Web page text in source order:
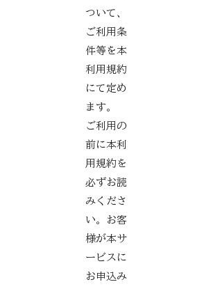
ついて、
ご利用条
件等を本
利用規約
にて定め
ます。
ご利用の
前に本利
用規約を
必ずお読
みくださ
い。お客
様が本サ
ービスに
お申込み